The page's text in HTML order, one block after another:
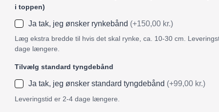
i toppen)
Ja tak, jeg ønsker rynkebånd (+150,00 kr.)
Læg ekstra bredde til hvis det skal rynke, ca. 10-30 cm.
dage længere.
Tilvælg standard tyngdebånd
Ja tak, jeg ønsker standard tyngdebånd (+99,00 kr.)
Leveringstid er 2-4 dage længere.